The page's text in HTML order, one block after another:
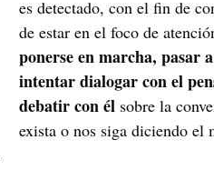
es detectado, con el fin de
de estar en el foco de
ponerse en marcha, pasar
intentar dialogar con el
debatir con él sobre la
exista o nos siga diciendo el